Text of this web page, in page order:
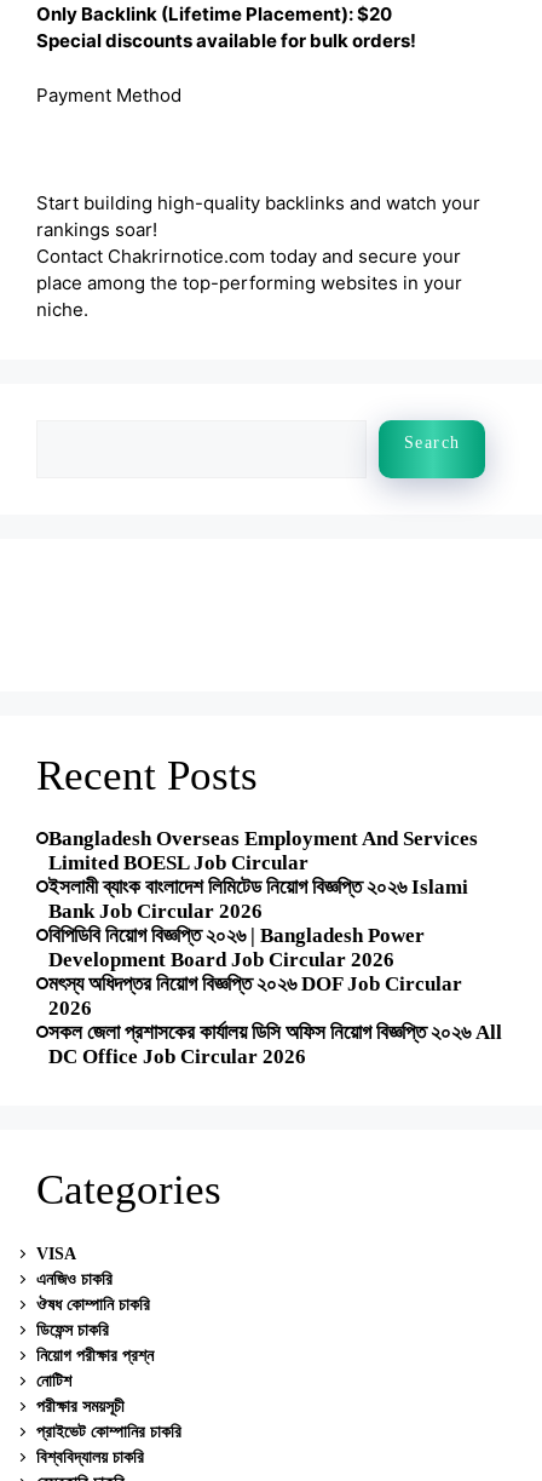
Only Backlink (Lifetime Placement): $20
Special discounts available for bulk orders!
Payment Method
Start building high-quality backlinks and watch your
rankings soar!
Contact Chakrirnotice.com today and secure your
place among the top-performing websites in your
niche.
Search
Recent Posts
Bangladesh Overseas Employment And Services
Limited BOESL Job Circular
ইসলামী ব্যাংক বাংলাদেশ লিমিটেড নিয়োগ বিজ্ঞপ্তি ২০২৬ Islami
Bank Job Circular 2026
বিপিডিবি নিয়োগ বিজ্ঞপ্তি ২০২৬ | Bangladesh Power
Development Board Job Circular 2026
মৎস্য অধিদপ্তর নিয়োগ বিজ্ঞপ্তি ২০২৬ DOF Job Circular
2026
সকল জেলা প্রশাসকের কার্যালয় ডিসি অফিস নিয়োগ বিজ্ঞপ্তি ২০২৬ All
DC Office Job Circular 2026
Categories
VISA
এনজিও চাকরি
ঔষধ কোম্পানি চাকরি
ডিফেন্স চাকরি
নিয়োগ পরীক্ষার প্রশ্ন
নোটিশ
পরীক্ষার সময়সূচী
প্রাইভেট কোম্পানির চাকরি
বিশ্ববিদ্যালয় চাকরি